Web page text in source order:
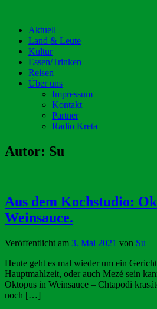
Aktuell
Land & Leute
Kultur
Essen/Trinken
Reisen
Über uns
Impressum
Kontakt
Partner
Radio Kreta
Autor: Su
Aus dem Kochstudio:
Weinsauce.
Veröffentlicht am 3. Mai 2021 von Su
Heute geht es mal wieder um ein
Hauptmahlzeit, oder auch Mezé sein
Oktopus in Weinsauce – Chtapodi
noch […]